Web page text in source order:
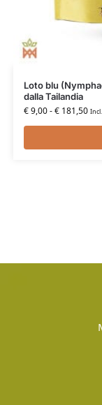
Loto blu
dalla Tailandia
€9,00-€181,50